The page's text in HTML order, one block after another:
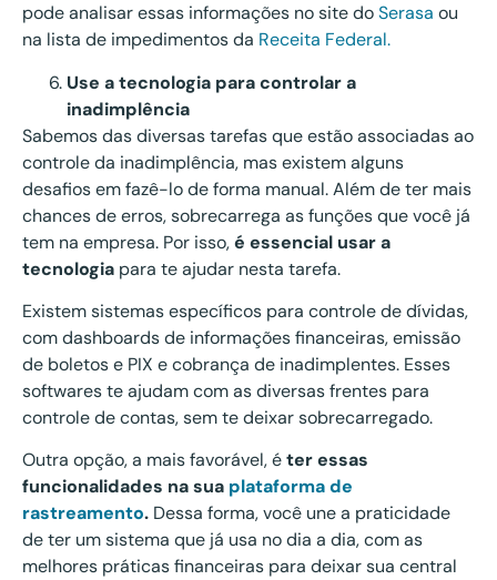
pode analisar essas informações no site doSerasa ou
na lista de impedimentos da Receita Federal.
Use a tecnologia para controlar a
inadimplência
Sabemos das diversas tarefas que estão associadas ao
controle da inadimplência, mas existem alguns
desafios em fazê-lo de forma manual. Além de ter mais
chances de erros, sobrecarrega as funções que você já
tem na empresa. Por isso,é essencial usar a
tecnologia para te ajudar nesta tarefa.
Existem sistemas específicos para controle de dívidas,
com dashboards de informações financeiras, emissão
de boletos e PIX e cobrança de inadimplentes. Esses
softwares te ajudam com as diversas frentes para
controle de contas, sem te deixar sobrecarregado.
Outra opção, a mais favorável, éter essas
funcionalidades na sua plataforma de
rastreamento. Dessa forma, você une a praticidade
de ter um sistema que já usa no dia a dia, com as
melhores práticas financeiras para deixar sua central